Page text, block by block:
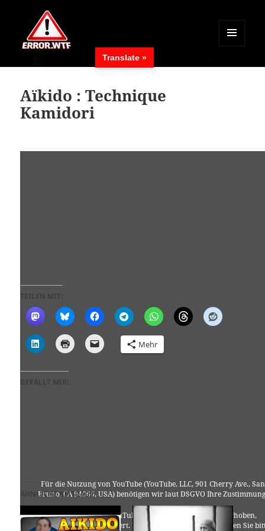
MENÜ
WIDGETS
Aïkido : Technique
Kamidori
Für die Nutzung von YouTube (YouTube, LLC, 901 Cherry Ave., San
Bruno, CA 94066, USA) benötigen wir laut DSGVO Ihre
Es werden seitens YouTube personenbezogene Daten erhoben,
verarbeitet und gespeichert. Welche Daten genau entnehmen Sie
Mehr
ÄHNLICHE BEITRÄGE
Translate »